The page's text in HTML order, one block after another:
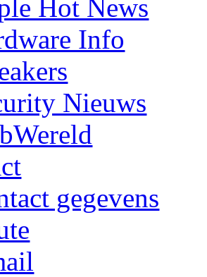
Hot News
Info
Nieuws
gegevens